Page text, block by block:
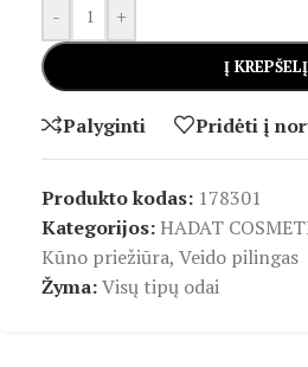
- +
Į KREPŠELĮ
Palyginti Pridėti į
Produkto kodas: 178301
Kategorijos: HADAT
Kūno priežiūra, Veido pilingas
Žyma:Visų tipų odai